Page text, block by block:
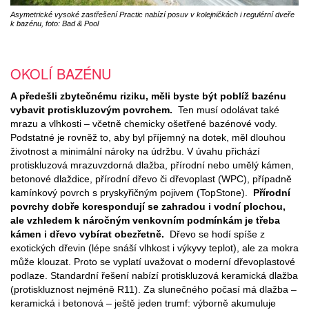
Asymetrické vysoké zastřešení Practic nabízí posuv v kolejničkách i regulérní dveře
k bazénu, foto: Bad & Pool
OKOLÍ BAZÉNU
A předešli zbytečnému riziku, měli byste být poblíž bazénu
vybavit protiskluzovým povrchem. Ten musí odolávat také
mrazu a vlhkosti – včetně chemicky ošetřené bazénové vody.
Podstatné je rovněž to, aby byl příjemný na dotek, měl dlouhou
životnost a minimální nároky na údržbu. V úvahu přichází
protiskluzová mrazuvzdorná dlažba, přírodní nebo umělý kámen,
betonové dlaždice, přírodní dřevo či dřevoplast (WPC), případně
kamínkový povrch s pryskyřičným pojivem (TopStone). Přírodní
povrchy dobře korespondují se zahradou i vodní plochou,
ale vzhledem k náročným venkovním podmínkám je třeba
kámen i dřevo vybírat obezřetně. Dřevo se hodí spíše z
exotických dřevin (lépe snáší vlhkost i výkyvy teplot), ale za mokra
může klouzat. Proto se vyplatí uvažovat o moderní dřevoplastové
podlaze. Standardní řešení nabízí protiskluzová keramická dlažba
(protiskluznost nejméně R11). Za slunečného počasí má dlažba –
keramická i betonová – ještě jeden trumf: výborně akumuluje